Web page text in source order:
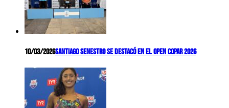
10/03/2026Santiago Senestro se destacó en el Open COPAR 2026